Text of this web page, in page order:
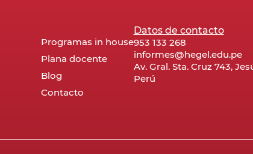
Programas in house
Plana docente
Blog
Contacto
Datos de contacto
953 133 268
informes@hegel.edu.pe
Av. Gral. Sta. Cruz 743,
Perú